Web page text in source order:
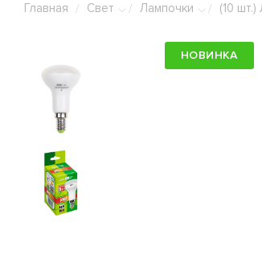
Главная / Свет / Лампочки / (10
НОВИНКА